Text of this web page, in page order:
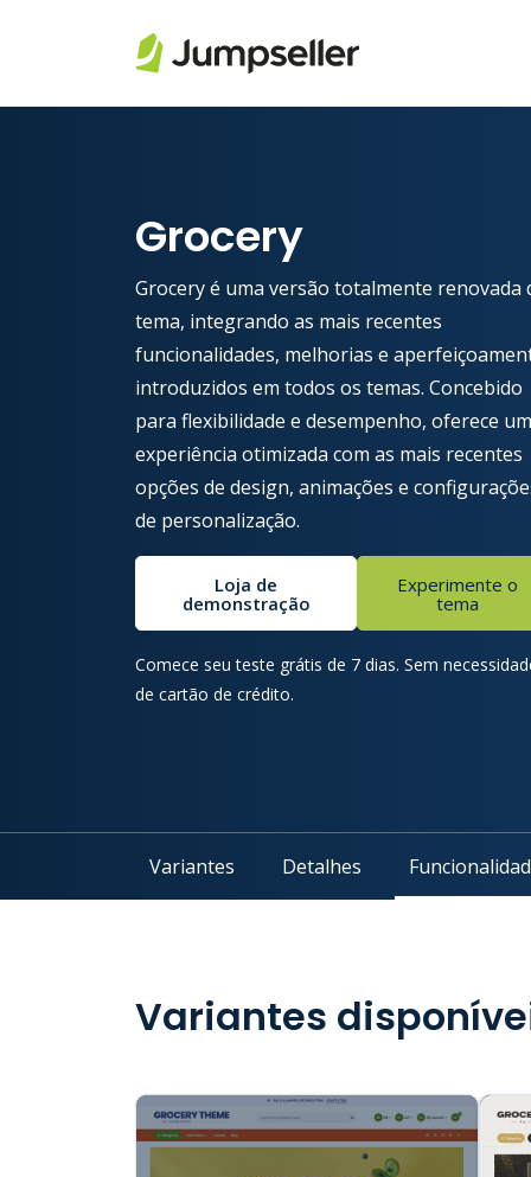
Grocery
Grocery é uma versão totalmente renovada
tema, integrando as mais recentes
funcionalidades, melhorias e
introduzidos em todos os temas. Concebido
para flexibilidade e desempenho, oferece
experiência otimizada com as mais recentes
opções de design, animações e
de personalização.
Loja de
demonstração
Experimente o
tema
Comece seu teste grátis de 7 dias. Sem
de cartão de crédito.
Variantes Detalhes
Variantes